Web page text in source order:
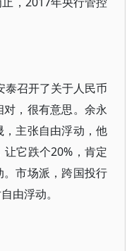
泰召开了关于人民币
，很有意思。余永
主张自由浮动，他
它跌个20%，肯定
市场派，跨国投行
由浮动。